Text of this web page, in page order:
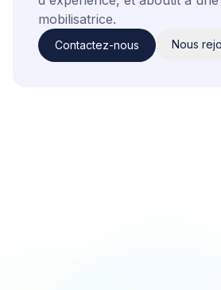
mobilisatrice.
Contactez-nous Nous